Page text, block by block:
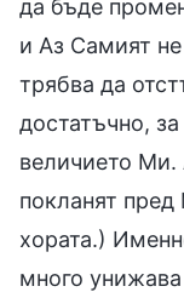
да бъде
и Аз Самият
трябва да
достатъчно,
величието Ми.
покланят
хората.)
много